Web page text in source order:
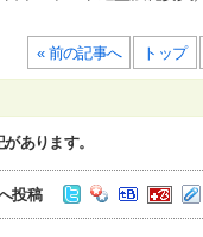
« 前の記事へ トップ
あります。
投稿